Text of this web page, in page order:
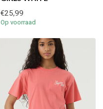
€25,99
Op voorraad